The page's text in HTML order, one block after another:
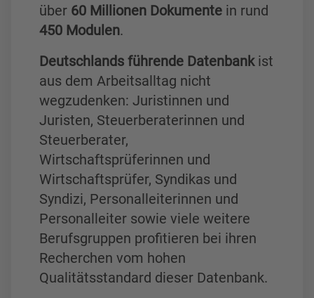
über 60 Millionen Dokumente in rund
450 Modulen.
Deutschlands führende Datenbankist
aus dem Arbeitsalltag nicht
wegzudenken: Juristinnen und
Juristen, Steuerberaterinnen und
Steuerberater,
Wirtschaftsprüferinnen und
Wirtschaftsprüfer, Syndikas und
Syndizi, Personalleiterinnen und
Personalleiter sowie viele weitere
Berufsgruppen profitieren bei ihren
Recherchen vom hohen
Qualitätsstandard dieser Datenbank.